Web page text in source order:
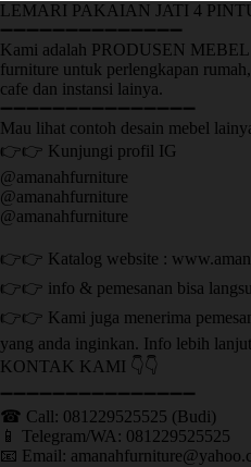
LEMARI PAKAIAN JATI 4
➖➖➖➖➖➖➖➖➖➖➖➖➖➖
Kami adalah PRODUSEN MEBEL
furniture untuk perlengkapan
cafe dan instansi lainya.
➖➖➖➖➖➖➖➖➖➖➖➖➖➖➖
Mau lihat contoh desain mebel
👉👉 Kunjungi profil IG
@amanahfurniture
@amanahfurniture
@amanahfurniture
👉👉 Katalog website :
👉👉 info & pemesanan bisa
👉👉 Kami juga menerima
yang anda inginkan. Info lebih
KONTAK KAMI 👇👇
➖➖➖➖➖➖➖➖➖➖➖➖➖➖➖ ㅤ
☎ Call: 081229525525 (Budi)
📱 Telegram/WA: 081229525525
📧 Email: